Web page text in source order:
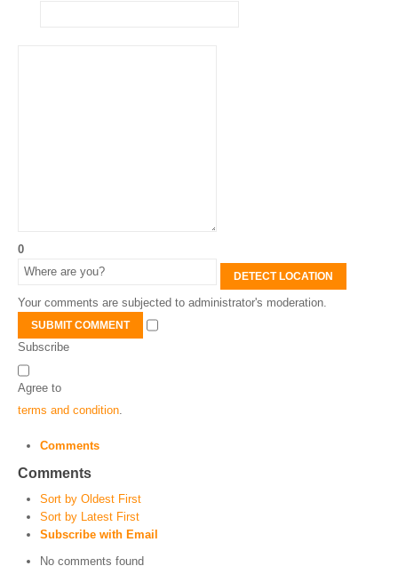
0
DETECT LOCATION
Your comments are subjected to administrator's moderation.
SUBMIT COMMENT
Subscribe
Agree to
terms and condition
Comments
Comments
Sort by Oldest First
Sort by Latest First
Subscribe with Email
No comments found